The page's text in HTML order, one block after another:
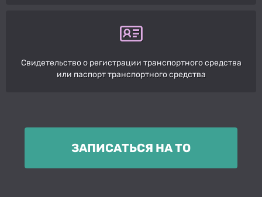
Свидетельство о регистрации транспортного средства
или паспорт транспортного средства
ЗАПИСАТЬСЯ НА ТО